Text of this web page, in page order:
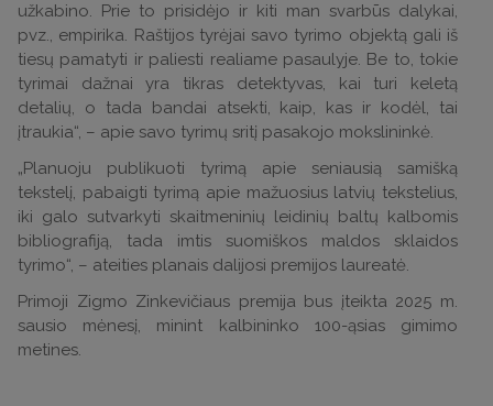
užkabino. Prie to prisidėjo ir kiti man svarbūs dalykai,
pvz., empirika. Raštijos tyrėjai savo tyrimo objektą gali iš
tiesų pamatyti ir paliesti realiame pasaulyje. Be to, tokie
tyrimai dažnai yra tikras detektyvas, kai turi keletą
detalių, o tada bandai atsekti, kaip, kas ir kodėl, tai
įtraukia“, – apie savo tyrimų sritį pasakojo mokslininkė.
„Planuoju publikuoti tyrimą apie seniausią samišką
tekstelį, pabaigti tyrimą apie mažuosius latvių tekstelius,
iki galo sutvarkyti skaitmeninių leidinių baltų kalbomis
bibliografiją, tada imtis suomiškos maldos sklaidos
tyrimo“, – ateities planais dalijosi premijos laureatė.
Primoji Zigmo Zinkevičiaus premija bus įteikta 2025 m.
sausio mėnesį, minint kalbininko 100-ąsias gimimo
metines.